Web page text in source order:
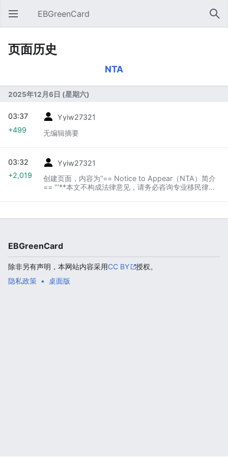
打开主菜单 EBGreenCard 搜索
页面历史
NTA
2025年12月6日 (星期六)
Yyiw27321
无编辑摘要
03:37
+499
Yyiw27321
创建页面，内容为“== Notice to Appear（NTA）简介
== '''**本文不构成法律意见，请务必咨询专业移民律
03:32
+2,019
EBGreenCard
除非另有声明，本网站内容采用CC BY
授权。
隐私政策
桌面版